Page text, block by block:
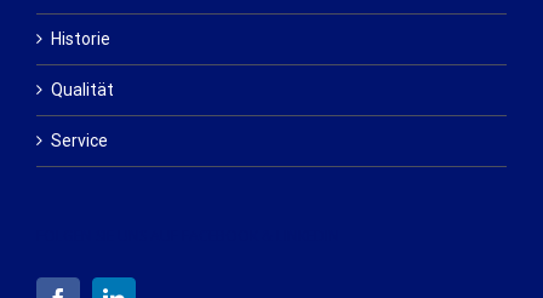
Historie
Qualität
Service